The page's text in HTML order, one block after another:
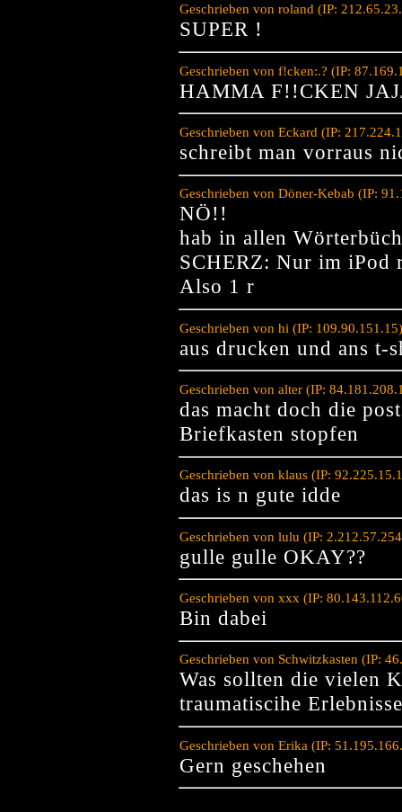
Geschrieben von roland (IP:
SUPER !
Geschrieben von f!cken:.? (IP:
HAMMA F!!CKEN
Geschrieben von Eckard (IP:
schreibt man vorraus
Geschrieben von Döner-Kebab (IP:
NÖ!!
hab in allen
SCHERZ: Nur im iPod
Also 1 r
Geschrieben von hi (IP:
aus drucken und ans t-
Geschrieben von alter (IP:
das macht doch die
Briefkasten stopfen
Geschrieben von klaus (IP:
das is n gute idde
Geschrieben von lulu (IP:
gulle gulle OKAY??
Geschrieben von xxx (IP:
Bin dabei
Geschrieben von Schwitzkasten (IP:
Was sollten die vielen
traumatiscihe
Geschrieben von Erika (IP:
Gern geschehen